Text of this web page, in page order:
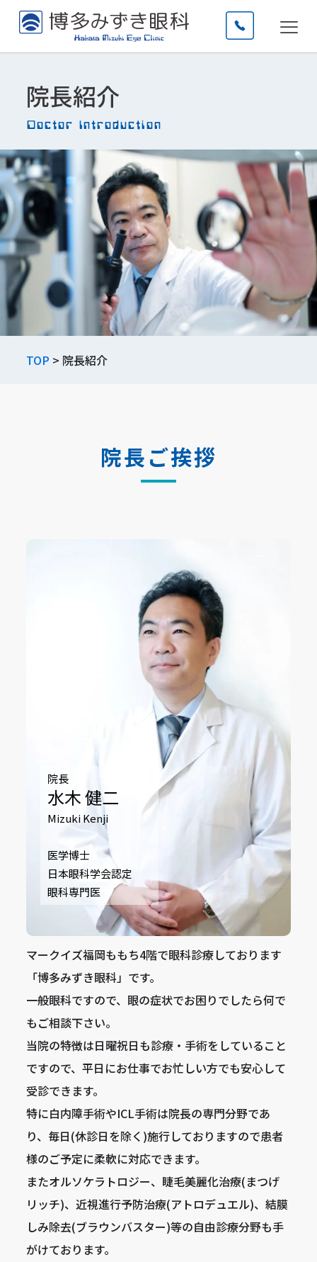
院長紹介
Doctor Introduction
TOP > 院長紹介
院長ご挨拶
院長
水木 健二
Mizuki Kenji
医学博士
日本眼科学会認定
眼科専門医
マークイズ福岡ももち4階で眼科診療しております
「博多みずき眼科」です。
一般眼科ですので、眼の症状でお困りでしたら何で
もご相談下さい。
当院の特徴は日曜祝日も診療・手術をしていること
ですので、平日にお仕事でお忙しい方でも安心して
受診できます。
特に白内障手術やICL手術は院長の専門分野であ
り、毎日(休診日を除く)施行しておりますので患者
様のご予定に柔軟に対応できます。
またオルソケラトロジー、睫毛美麗化治療(まつげ
リッチ)、近視進行予防治療(アトロデュエル)、結膜
しみ除去(ブラウンバスター)等の自由診療分野も手
がけております。